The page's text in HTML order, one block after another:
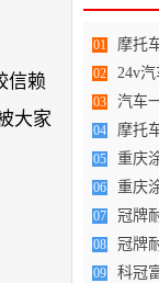
信赖
大家
01 摩托
02 24v
03 汽车
04 摩托
05 重庆
06 重庆
07 冠牌
08 冠牌
09 科冠